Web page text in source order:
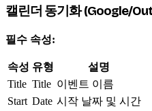
캘린더 동기화 (Google/
필수 속성:
속성 유형
설명
Title Title 이벤트 이름
Start Date 시작 날짜 및 시간